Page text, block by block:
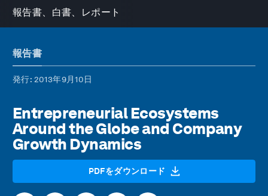
報告書、白書、レポート
報告書
発行: 2013年9月10日
Entrepreneurial Ecosystems
Around the Globe and Company
Growth Dynamics
PDFをダウンロード